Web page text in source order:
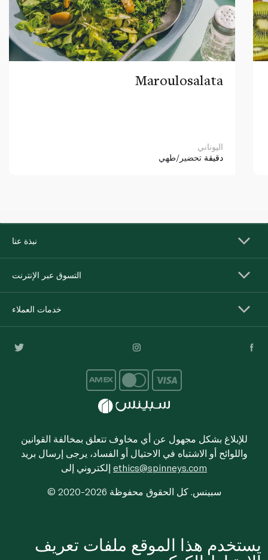
Maroulosalata
اليوناني
دقيقة تحضير/طهي
نبذة عنا
التسوق عبر الإنترنت
خدمات العملاء
للإبلاغ بشكل مجهول عن أي مخاوف تتعلق بمخالفة القوانين
واللوائح أو الاشتباه في الاحتيال أو الفساد، يرجى إرسال بريد
ethics@spinneys.com
© 2020-2026 سبينس. كل الحقوق محفوظة
يستخدم هذا الموقع ملفات تعريف